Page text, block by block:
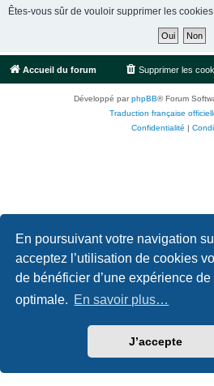
En poursuivant votre navigation
acceptez l’utilisation de cookies
de bénéficier d’une expérience
optimale. En savoir plus…
J’accepte
Êtes-vous sûr de vouloir supprimer les
Accueil du forum Supprimer les
Développé parphpBB® Forum
Traduction française
Confidentialité |